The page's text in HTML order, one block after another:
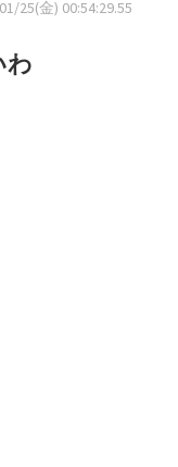
25(金) 00:54:29.55
わ